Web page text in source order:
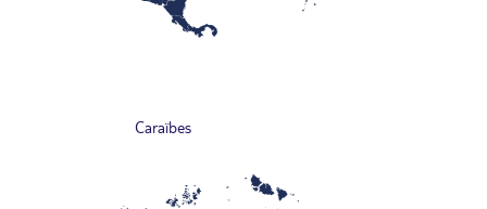
Caraïbes